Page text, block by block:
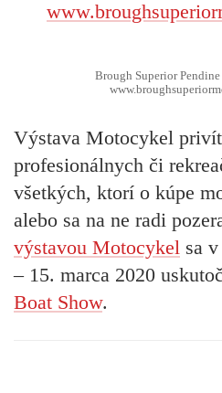
Brough Superior
Výstava Motocykel
profesionálnych či
všetkých, ktorí o kúpe
alebo sa na ne radi
výstavou Motocykel sa
– 15. marca 2020
Boat Show.